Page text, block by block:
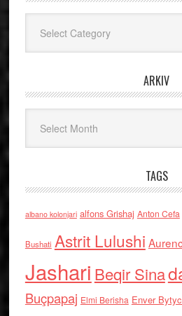
ARKIV
TAGS
albano kolonjari alfons Grishaj Anton Cefa
Bushati Astrit Lulushi
Jashari Beqir Sina
Buçpapaj Elmi Berisha Enver